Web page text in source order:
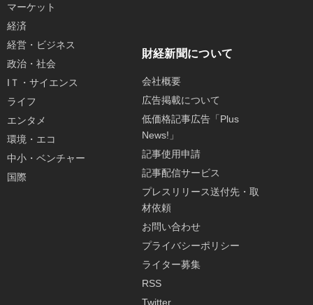
マーケット
経済
経営・ビジネス
政治・社会
IＴ・サイエンス
ライフ
エンタメ
環境・エコ
中小・ベンチャー
国際
財経新聞について
会社概要
広告掲載について
低価格記事広告「Plus
News!」
記事使用申請
記事配信サービス
プレスリリース送付先・取
材依頼
お問い合わせ
プライバシーポリシー
ライター募集
RSS
Twitter